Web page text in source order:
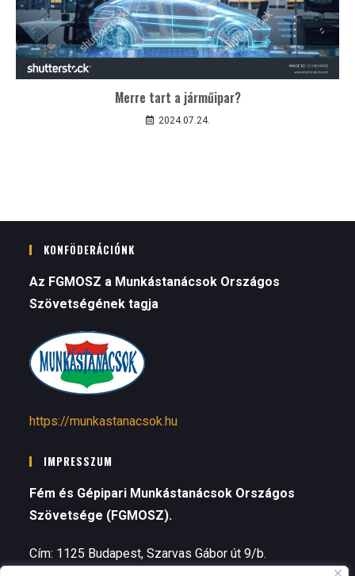
Merre tart a járműipar?
2024.07.24.
KONFÖDERÁCIÓNK
Az FGMOSZ a Munkástanácsok Országos
Szövetségének tagja
https://munkastanacsok.hu
IMPRESSZUM
Fém és Gépipari Munkástanácsok Országos
Szövetsége (FGMOSZ).
Cím: 1125 Budapest, Szarvas Gábor út 9/b.